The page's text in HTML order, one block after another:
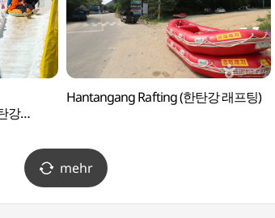
강
Hantangang Rafting (한탄강 래프팅)
mehr